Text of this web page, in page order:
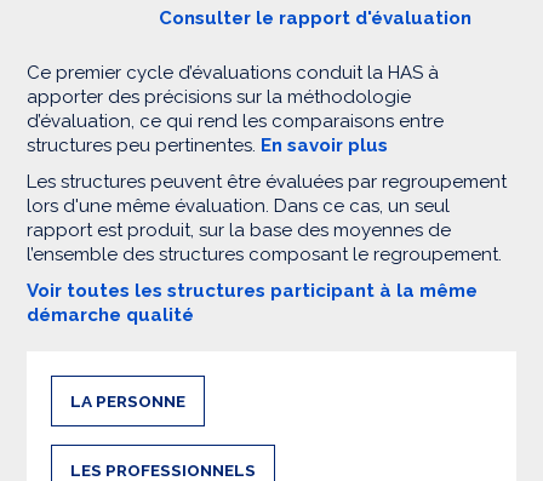
Consulter le rapport d'évaluation
Ce premier cycle d’évaluations conduit la HAS à
apporter des précisions sur la méthodologie
d’évaluation, ce qui rend les comparaisons entre
structures peu pertinentes. En savoir plus
Les structures peuvent être évaluées par regroupement
lors d'une même évaluation. Dans ce cas, un seul
rapport est produit, sur la base des moyennes de
l’ensemble des structures composant le regroupement.
Voir toutes les structures participant à la même
démarche qualité
LA PERSONNE
LES PROFESSIONNELS